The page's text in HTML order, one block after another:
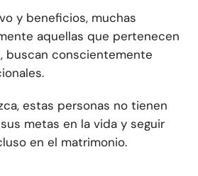
y beneficios, muchas
aquellas que pertenecen
buscan conscientemente
estas personas no tienen
metas en la vida y seguir
en el matrimonio.